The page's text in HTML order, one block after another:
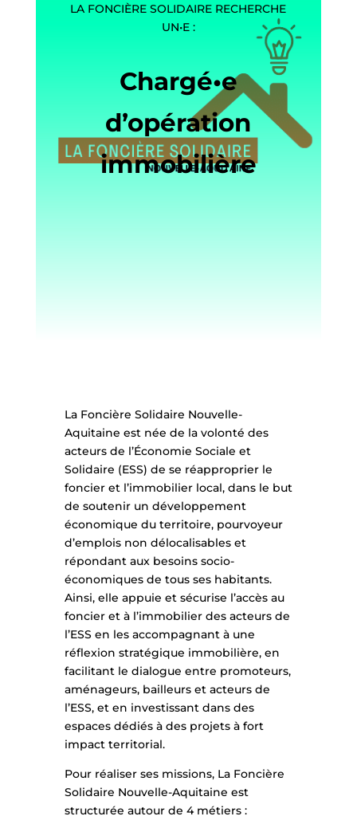
LA FONCIÈRE SOLIDAIRE RECHERCHE
UN•E :
Chargé•e
d’opération
immobilière
La Foncière Solidaire Nouvelle-
Aquitaine est née de la volonté des
acteurs de l’Économie Sociale et
Solidaire (ESS) de se réapproprier le
foncier et l’immobilier local, dans le but
de soutenir un développement
économique du territoire, pourvoyeur
d’emplois non délocalisables et
répondant aux besoins socio-
économiques de tous ses habitants.
Ainsi, elle appuie et sécurise l’accès au
foncier et à l’immobilier des acteurs de
l’ESS en les accompagnant à une
réflexion stratégique immobilière, en
facilitant le dialogue entre promoteurs,
aménageurs, bailleurs et acteurs de
l’ESS, et en investissant dans des
espaces dédiés à des projets à fort
impact territorial.
Pour réaliser ses missions, La Foncière
Solidaire Nouvelle-Aquitaine est
structurée autour de 4 métiers :